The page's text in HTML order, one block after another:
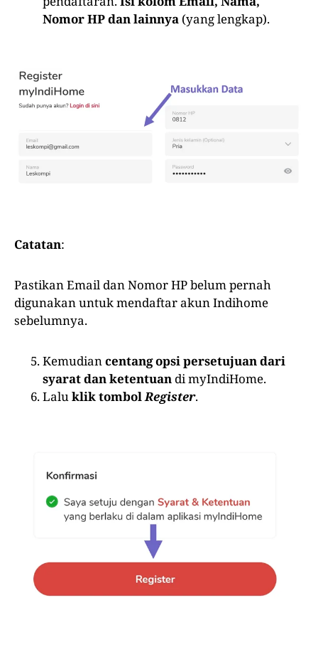
Nomor HP dan lainnya (yang lengkap).
Catatan:
Pastikan Email dan Nomor HP belum pernah
digunakan untuk mendaftar akun Indihome
sebelumnya.
Kemudiancentang opsi persetujuan dari
syarat dan ketentuan di myIndiHome.
Laluklik tombolRegister.